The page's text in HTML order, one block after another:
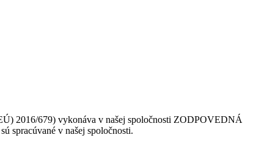
2016/679) vykonáva v našej spoločnosti ZODPOVEDNÁ
spracúvané v našej spoločnosti.